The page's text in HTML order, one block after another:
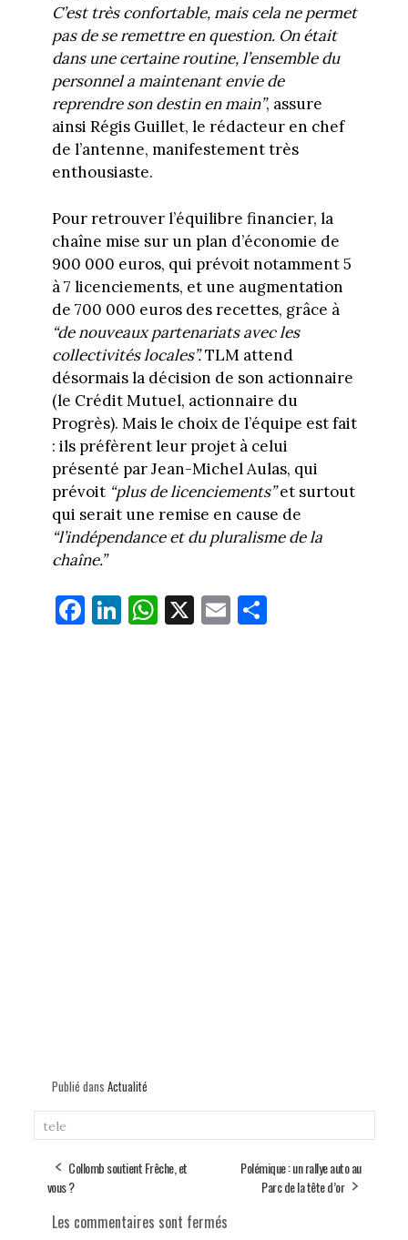
C’est très confortable, mais cela ne permet
pas de se remettre en question. On était
dans une certaine routine, l’ensemble du
personnel a maintenant envie de
reprendre son destin en main”, assure
ainsi Régis Guillet, le rédacteur en chef
de l’antenne, manifestement très
enthousiaste.
Pour retrouver l’équilibre financier, la
chaîne mise sur un plan d’économie de
900 000 euros, qui prévoit notamment 5
à 7 licenciements, et une augmentation
de 700 000 euros des recettes, grâce à
“de nouveaux partenariats avec les
collectivités locales”.TLM attend
désormais la décision de son actionnaire
(le Crédit Mutuel, actionnaire du
Progrès). Mais le choix de l’équipe est fait
: ils préfèrent leur projet à celui
présenté par Jean-Michel Aulas, qui
prévoit “plus de licenciements”et surtout
qui serait une remise en cause de
“l’indépendance et du pluralisme de la
chaîne.”
Fa
ce
Li
nk
W
ha
X E
m
Pa
rt
Publié dans Actualité
tele
Collomb soutient Frêche, et
vous ?
Polémique : un rallye auto au
Parc de la tête d’or
Les commentaires sont fermés